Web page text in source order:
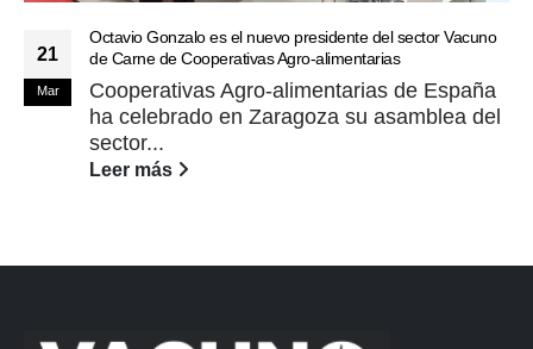
21
Mar
Octavio Gonzalo es el nuevo presidente del sector Vacuno
de Carne de Cooperativas Agro-alimentarias
Cooperativas Agro-alimentarias de España
ha celebrado en Zaragoza su asamblea del
sector...
Leer más